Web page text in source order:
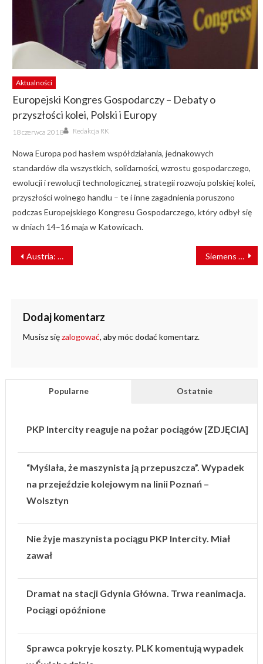
Aktualności
Europejski Kongres Gospodarczy – Debaty o
przyszłości kolei, Polski i Europy
Posted
on
18 czerwca 2018 Author
Redakcja RK
Nowa Europa pod hasłem współdziałania, jednakowych
standardów dla wszystkich, solidarności, wzrostu gospodarczego,
ewolucji i rewolucji technologicznej, strategii rozwoju polskiej kolei,
przyszłości wolnego handlu – te i inne zagadnienia poruszono
podczas Europejskiego Kongresu Gospodarczego, który odbył się
w dniach 14–16 maja w Katowicach.
NAWIGACJA
WPISU
Austria: trwa zabezpieczanie skalnej ściany. Trasa kolejowa zamknięta Siemens Mobility zmodernizuje infrastrukturę kolejową w Estonii
Dodaj komentarz
Musisz sięzalogować, aby móc dodać komentarz.
Popularne Ostatnie
PKP Intercity reaguje na pożar pociągów [ZDJĘCIA]
“Myślała, że maszynista ją przepuszcza”. Wypadek
na przejeździe kolejowym na linii Poznań –
Wolsztyn
Nie żyje maszynista pociągu PKP Intercity. Miał
zawał
Dramat na stacji Gdynia Główna. Trwa reanimacja.
Pociągi opóźnione
Sprawca pokryje koszty. PLK komentują wypadek